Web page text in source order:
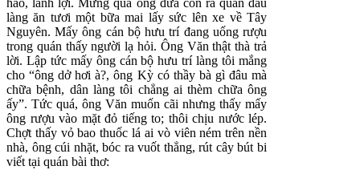
hào, lanh lợi. Mừng quá ông đưa con ra quán đầu
làng ăn tươi một bữa mai lấy sức lên xe về Tây
Nguyên. Mấy ông cán bộ hưu trí đang uống rượu
trong quán thấy người lạ hỏi. Ông Văn thật thà trả
lời. Lập tức mấy ông cán bộ hưu trí làng tôi mắng
cho “ông dở hơi à?, ông Kỳ có thầy bà gì đâu mà
chữa bệnh, dân làng tôi chẳng ai thèm chữa ông
ấy”. Tức quá, ông Văn muốn cãi nhưng thấy mấy
ông rượu vào mặt đỏ tiếng to; thôi chịu nước lép.
Chợt thấy vỏ bao thuốc lá ai vò viên ném trên nền
nhà, ông cúi nhặt, bóc ra vuốt thẳng, rút cây bút bi
viết tại quán bài thơ: